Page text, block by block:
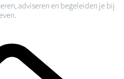
adviseren en begeleiden je bij